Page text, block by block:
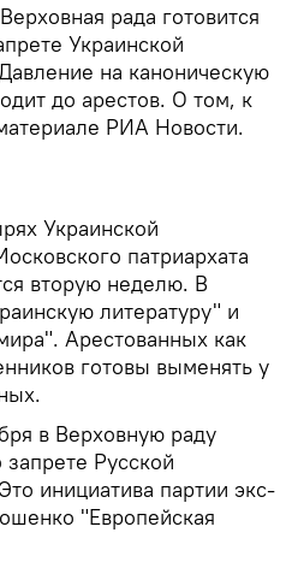
Верховная рада готовится
Украинской
на каноническую
до арестов. О том, к
РИА Новости.
Украинской
патриархата
вторую неделю. В
литературу" и
Арестованных как
готовы выменять у
в Верховную раду
Русской
инициатива партии экс-
"Европейская